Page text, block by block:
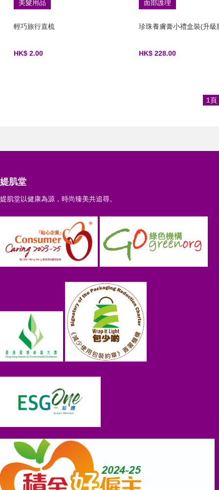
美髮用品
輕巧旅行直梳
HK$ 2.00
面部護理
珍珠養膚膏小禮盒裝(升級
HK$ 228.00
1頁
媞肌堂
媞肌堂以健康為源，時尚臻美共追尋。